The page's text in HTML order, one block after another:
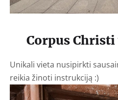
Corpus
Unikali vieta nusipirkti
reikia žinoti instrukciją :)